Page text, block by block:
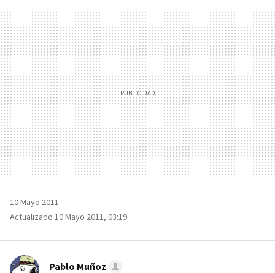
MAIL
10 Mayo 2011
Actualizado 10 Mayo 2011, 03:19
Pablo Muñoz